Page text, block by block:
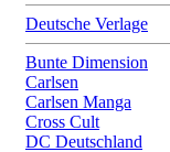
Deutsche Verlage
Bunte Dimension
Carlsen
Carlsen Manga
Cross Cult
DC Deutschland